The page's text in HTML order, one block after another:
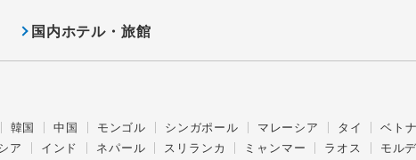
国内ホテル・旅館
韓国 中国 モンゴル シンガポール マレーシア タイ ベト
ア インド ネパール スリランカ ミャンマー ラオス モル